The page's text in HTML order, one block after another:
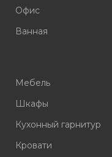
Офис
Ванная
Мебель
Шкафы
Кухонный гарнитур
Кровати